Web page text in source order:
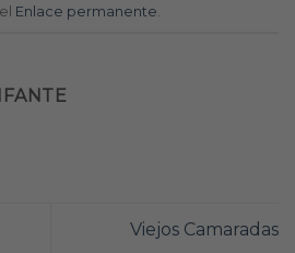
Enlace permanente.
Viejos Camaradas